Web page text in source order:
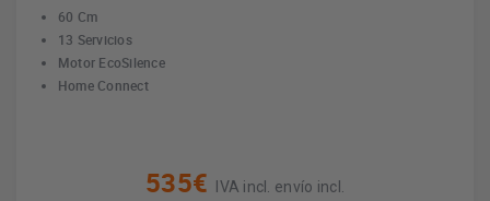
60 Cm
13 Servicios
Motor EcoSilence
Home Connect
535€
IVA incl. envío incl.